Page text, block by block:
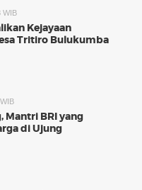
WIB
Kejayaan
Tritiro Bulukumba
Mantri BRI yang
di Ujung